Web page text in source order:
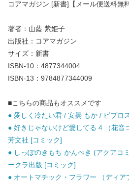
コアマガジン [新書]【メール便送料無料
著者：山藍 紫姫子
出版社：コアマガジン
サイズ：新書
ISBN-10：4877344004
ISBN-13：9784877344009
■こちらの商品もオススメです
● 愛しく冷たい君 / 安曇 もか / ビブロ
● 好きじゃないけど愛してる 4 （花音
芳文社 [コミック]
● しっぽのきもち かんぺき (アクアコ
ークラ出版 [コミック]
● オートマチック・フラワー （ディ